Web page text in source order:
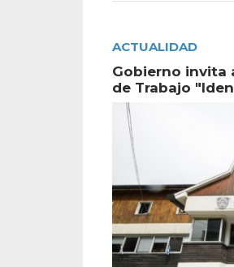
ACTUALIDAD
Gobierno invita
de Trabajo